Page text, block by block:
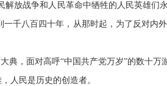
解放战争和人民革命中牺牲的人民英雄
一千八百四十年，从那时起，为了反对内
典，面对高呼“中国共产党万岁”的数十万
人民是历史的创造者。